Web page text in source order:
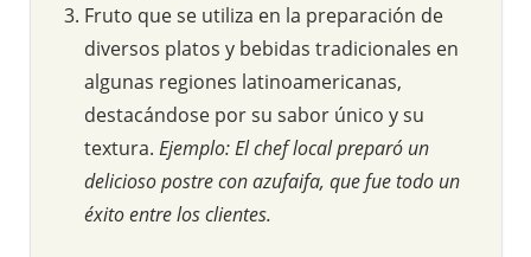
Fruto que se utiliza en la preparación de
diversos platos y bebidas tradicionales en
algunas regiones latinoamericanas,
destacándose por su sabor único y su
textura. Ejemplo: El chef local preparó un
delicioso postre con azufaifa, que fue todo un
éxito entre los clientes.